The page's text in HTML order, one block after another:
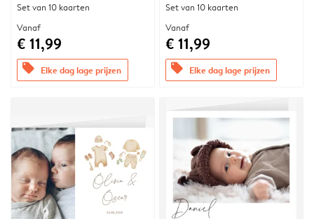
Set van 10 kaarten
Vanaf
€ 11,99
offers Elke dag lage prijzen
Set van 10 kaarten
Vanaf
€ 11,99
offers Elke dag lage prijzen